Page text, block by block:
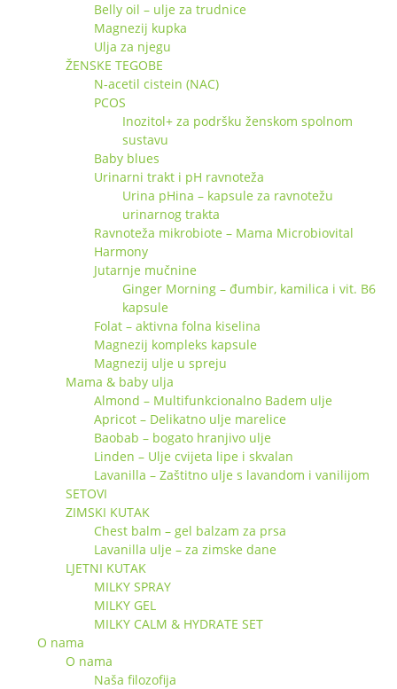
Belly oil – ulje za trudnice
Magnezij kupka
Ulja za njegu
ŽENSKE TEGOBE
N-acetil cistein (NAC)
PCOS
Inozitol+ za podršku ženskom spolnom
sustavu
Baby blues
Urinarni trakt i pH ravnoteža
Urina pHina – kapsule za ravnotežu
urinarnog trakta
Ravnoteža mikrobiote – Mama Microbiovital
Harmony
Jutarnje mučnine
Ginger Morning – đumbir, kamilica i vit. B6
kapsule
Folat – aktivna folna kiselina
Magnezij kompleks kapsule
Magnezij ulje u spreju
Mama & baby ulja
Almond – Multifunkcionalno Badem ulje
Apricot – Delikatno ulje marelice
Baobab – bogato hranjivo ulje
Linden – Ulje cvijeta lipe i skvalan
Lavanilla – Zaštitno ulje s lavandom i vanilijom
SETOVI
ZIMSKI KUTAK
Chest balm – gel balzam za prsa
Lavanilla ulje – za zimske dane
LJETNI KUTAK
MILKY SPRAY
MILKY GEL
MILKY CALM & HYDRATE SET
O nama
O nama
Naša filozofija